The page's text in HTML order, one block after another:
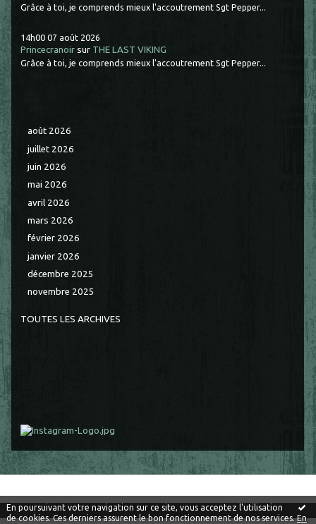
En poursuivant votre navigation sur ce site, vous acceptez l'utilisation
de cookies. Ces derniers assurent le bon fonctionnement de nos services.En
Grâce à toi, je comprends mieux l'accoutrement Sgt Pepper...
14h00 07 août 2026
Princecranoir sur THE LAST VIKING
Grâce à toi, je comprends mieux l'accoutrement Sgt Pepper...
août 2026
juillet 2026
juin 2026
mai 2026
avril 2026
mars 2026
février 2026
janvier 2026
décembre 2025
novembre 2025
TOUTES LES ARCHIVES